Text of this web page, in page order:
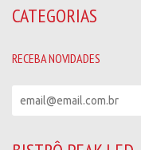
CATEGORIAS
RECEBA NOVIDADES